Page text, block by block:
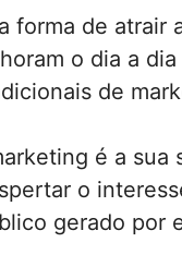
forma de
o dia a
de
é a
o
gerado por